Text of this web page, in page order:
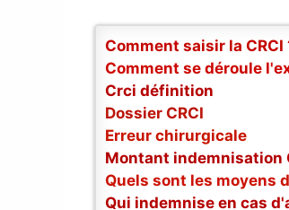
Comment saisir la CRCI
Comment se déroule
Crci définition
Dossier CRCI
Erreur chirurgicale
Montant indemnisation
Quels sont les moyens
Qui indemnise en cas